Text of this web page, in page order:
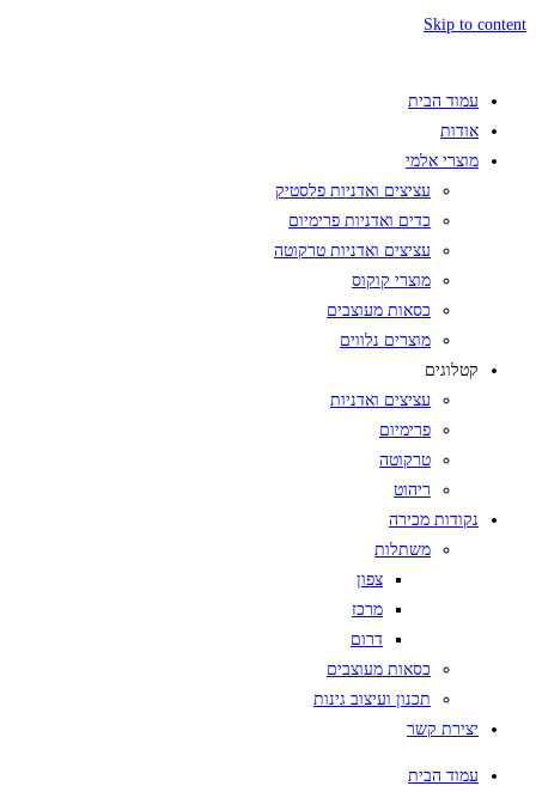
Skip to content
עמוד הבית
אודות
מוצרי אלמי
עציצים ואדניות פלסטיק
כדים ואדניות פרימיום
עציצים ואדניות טרקוטה
מוצרי קוקוס
כסאות מעוצבים
מוצרים נלווים
קטלוגים
עציצים ואדניות
פרימיום
טרקוטה
ריהוט
נקודות מכירה
משתלות
צפון
מרכז
דרום
כסאות מעוצבים
תכנון ועיצוב גינות
יצירת קשר
עמוד הבית